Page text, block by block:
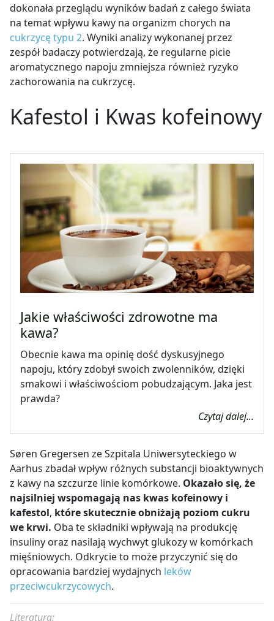
dokonała przeglądu wyników badań z całego świata
na temat wpływu kawy na organizm chorych na
cukrzycę typu 2. Wyniki analizy wykonanej przez
zespół badaczy potwierdzają, że regularne picie
aromatycznego napoju zmniejsza również ryzyko
zachorowania na cukrzycę.
Kafestol i Kwas kofeinowy
Jakie właściwości zdrowotne ma
kawa?
Obecnie kawa ma opinię dość dyskusyjnego
napoju, który zdobył swoich zwolenników, dzięki
smakowi i właściwościom pobudzającym. Jaka jest
prawda?
Czytaj dalej...
Søren Gregersen ze Szpitala Uniwersyteckiego w
Aarhus zbadał wpływ różnych substancji bioaktywnych
z kawy na szczurze linie komórkowe. Okazało się, że
najsilniej wspomagają nas kwas kofeinowy i
kafestol, które skutecznie obniżają poziom cukru
we krwi. Oba te składniki wpływają na produkcję
insuliny oraz nasilają wychwyt glukozy w komórkach
mięśniowych. Odkrycie to może przyczynić się do
opracowania bardziej wydajnych leków
przeciwcukrzycowych.
Literatura: